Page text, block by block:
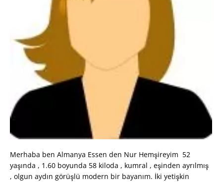
Merhaba ben Almanya Essen den Nur Hemşireyim 52
yaşında , 1.60 boyunda 58 kiloda , kumral , eşinden ayrılmış
, olgun aydın görüşlü modern bir bayanım. İki yetişkin